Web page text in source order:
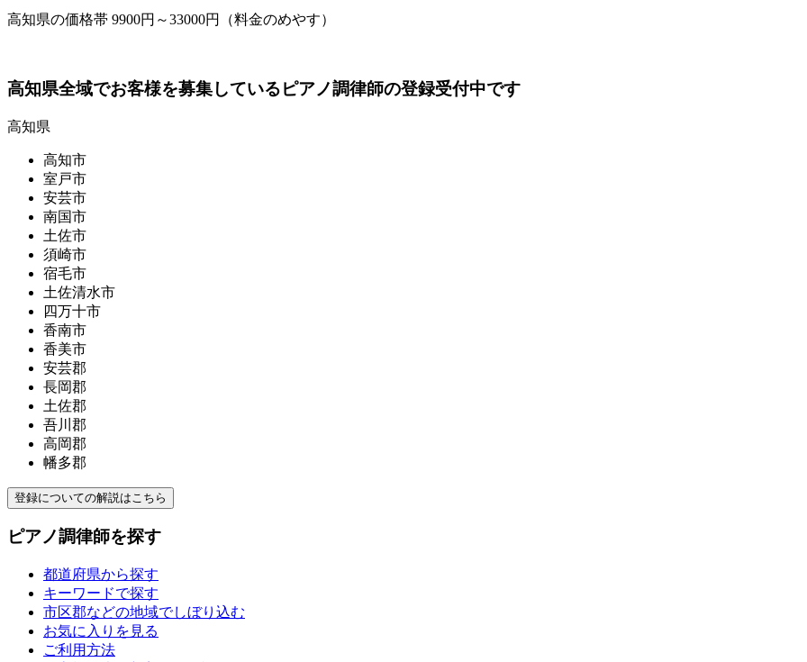
高知県の価格帯 9900円～33000円（料金のめやす）
高知県全域でお客様を募集しているピアノ調律師の登録受付中です
高知県
高知市
室戸市
安芸市
南国市
土佐市
須崎市
宿毛市
土佐清水市
四万十市
香南市
香美市
安芸郡
長岡郡
土佐郡
吾川郡
高岡郡
幡多郡
登録についての解説はこちら
ピアノ調律師を探す
都道府県から探す
キーワードで探す
市区郡などの地域でしぼり込む
お気に入りを見る
ご利用方法